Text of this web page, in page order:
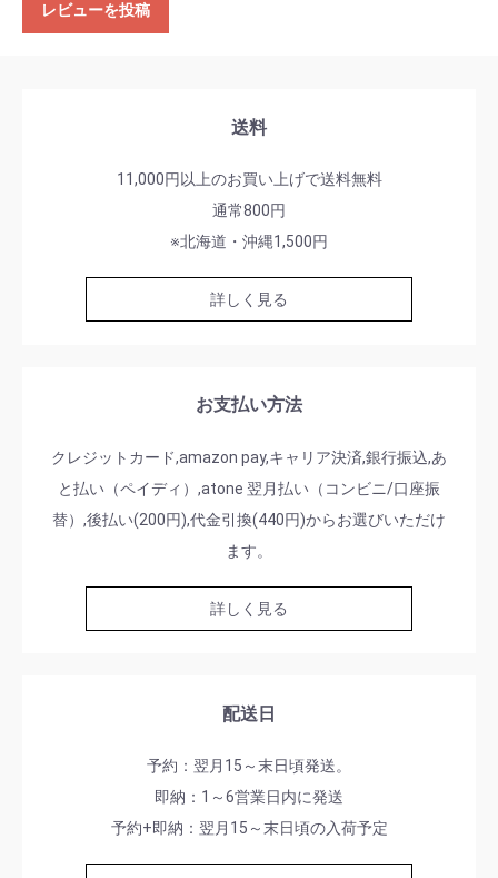
レビューを投稿
送料
11,000円以上のお買い上げで送料無料
通常800円
※北海道・沖縄1,500円
詳しく見る
お支払い方法
クレジットカード,amazon pay,キャリア決済,銀行振込,あ
と払い（ペイディ）,atone 翌月払い（コンビニ/口座振
替）,後払い(200円),代金引換(440円)からお選びいただけ
ます。
詳しく見る
配送日
予約：翌月15～末日頃発送。
即納：1～6営業日内に発送
予約+即納：翌月15～末日頃の入荷予定